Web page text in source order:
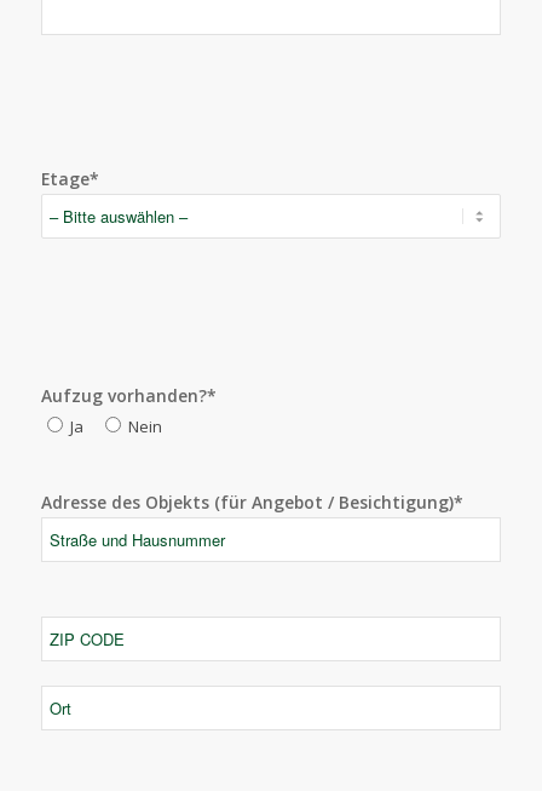
Etage*
Aufzug vorhanden?*
Ja Nein
Adresse des Objekts (für Angebot / Besichtigung)*